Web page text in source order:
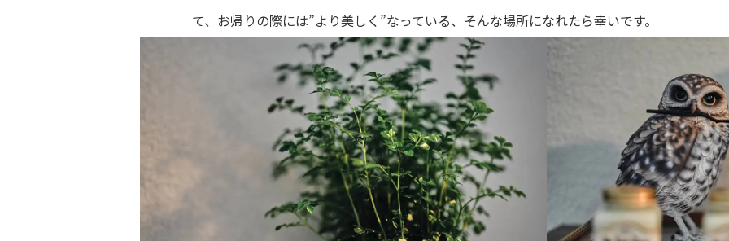
て、お帰りの際には”より美しく”なっている、そんな場所になれたら幸いです。